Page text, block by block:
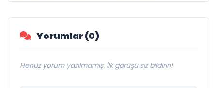
Yorumlar (0)
Henüz yorum yazılmamış. İlk görüşü siz bildirin!